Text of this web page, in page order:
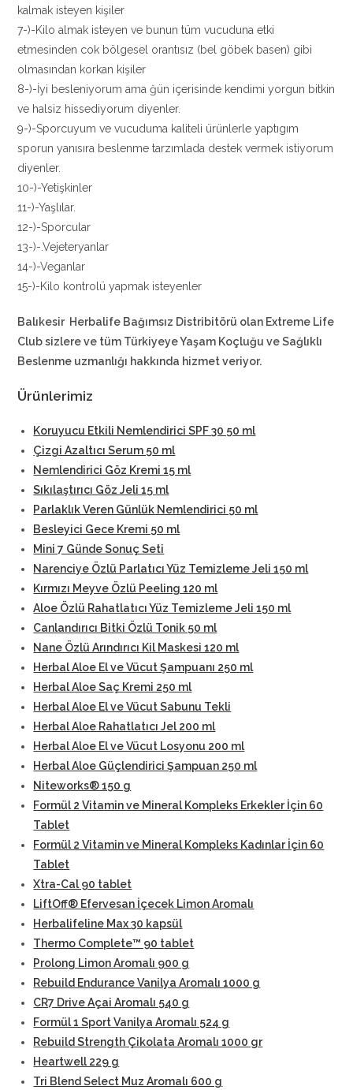
kalmak isteyen kişiler
7-)-Kilo almak isteyen ve bunun tüm vucuduna etki
etmesinden cok bölgesel orantısız (bel göbek basen) gibi
olmasından korkan kişiler
8-)-İyi besleniyorum ama ğün içerisinde kendimi yorgun bitkin
ve halsiz hissediyorum diyenler.
9-)-Sporcuyum ve vucuduma kaliteli ürünlerle yaptıgım
sporun yanısıra beslenme tarzımlada destek vermek istiyorum
diyenler.
10-)-Yetişkinler
11-)-Yaşlılar.
12-)-Sporcular
13-)-.Vejeteryanlar
14-)-Veganlar
15-)-Kilo kontrolü yapmak isteyenler
Balıkesir Herbalife Bağımsız Distribitörü olan Extreme Life
Club sizlere ve tüm Türkiyeye Yaşam Koçluğu ve Sağlıklı
Beslenme uzmanlığı hakkında hizmet veriyor.
Ürünlerimiz
Koruyucu Etkili Nemlendirici SPF 30 50 ml
Çizgi Azaltıcı Serum 50 ml
Nemlendirici Göz Kremi 15 ml
Sıkılaştırıcı Göz Jeli 15 ml
Parlaklık Veren Günlük Nemlendirici 50 ml
Besleyici Gece Kremi 50 ml
Mini 7 Günde Sonuç Seti
Narenciye Özlü Parlatıcı Yüz Temizleme Jeli 150 ml
Kırmızı Meyve Özlü Peeling 120 ml
Aloe Özlü Rahatlatıcı Yüz Temizleme Jeli 150 ml
Canlandırıcı Bitki Özlü Tonik 50 ml
Nane Özlü Arındırıcı Kil Maskesi 120 ml
Herbal Aloe El ve Vücut Şampuanı 250 ml
Herbal Aloe Saç Kremi 250 ml
Herbal Aloe El ve Vücut Sabunu Tekli
Herbal Aloe Rahatlatıcı Jel 200 ml
Herbal Aloe El ve Vücut Losyonu 200 ml
Herbal Aloe Güçlendirici Şampuan 250 ml
Niteworks® 150 g
Formül 2 Vitamin ve Mineral Kompleks Erkekler İçin 60
Tablet
Formül 2 Vitamin ve Mineral Kompleks Kadınlar İçin 60
Tablet
Xtra-Cal 90 tablet
LiftOff® Efervesan İçecek Limon Aromalı
Herbalifeline Max 30 kapsül
Thermo Complete™ 90 tablet
Prolong Limon Aromalı 900 g
Rebuild Endurance Vanilya Aromalı 1000 g
CR7 Drive Açai Aromalı 540 g
Formül 1 Sport Vanilya Aromalı 524 g
Rebuild Strength Çikolata Aromalı 1000 gr
Heartwell 229 g
Tri Blend Select Muz Aromalı 600 g